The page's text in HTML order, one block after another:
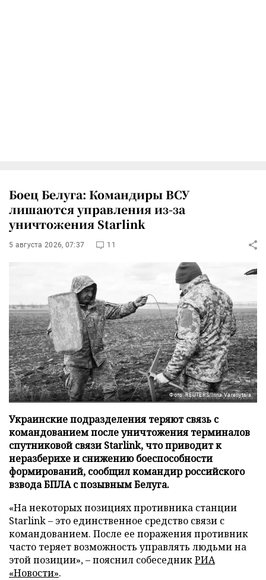
Боец Белуга: Командиры ВСУ
лишаются управления из-за
уничтожения Starlink
5 августа 2026, 07:37 11
Фото: REUTERS/Inna Varenytsia
Украинские подразделения теряют связь с
командованием после уничтожения терминалов
спутниковой связи Starlink, что приводит к
неразберихе и снижению боеспособности
формирований, сообщил командир российского
взвода БПЛА с позывным Белуга.
«На некоторых позициях противника станции
Starlink – это единственное средство связи с
командованием. После ее поражения противник
часто теряет возможность управлять людьми на
этой позиции», – пояснил собеседникРИА
«Новости».